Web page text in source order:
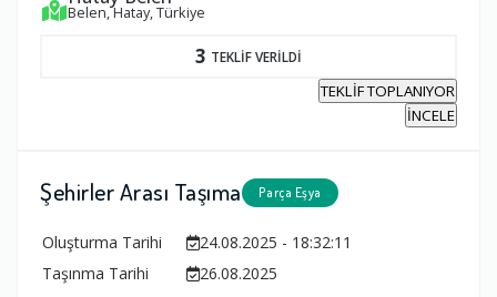
Belen, Hatay, Türkiye
3 TEKLİF VERİLDİ
TEKLİF TOPLANIYOR
İNCELE
Şehirler Arası Taşıma Parça Eşya
Oluşturma Tarihi
24.08.2025 - 18:32:11
Taşınma Tarihi
26.08.2025